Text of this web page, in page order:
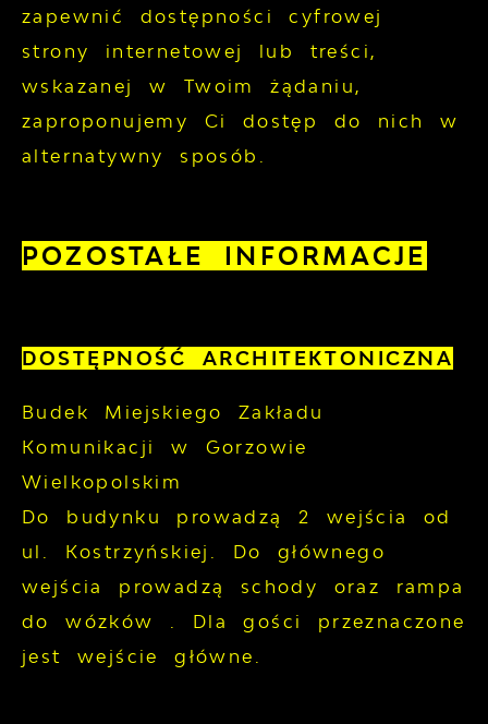
zapewnić dostępności cyfrowej
strony internetowej lub treści,
wskazanej w Twoim żądaniu,
zaproponujemy Ci dostęp do nich w
alternatywny sposób.
POZOSTAŁE INFORMACJE
DOSTĘPNOŚĆ ARCHITEKTONICZNA
Budek Miejskiego Zakładu
Komunikacji w Gorzowie
Wielkopolskim
Do budynku prowadzą 2 wejścia od
ul. Kostrzyńskiej. Do głównego
wejścia prowadzą schody oraz rampa
do wózków . Dla gości przeznaczone
jest wejście główne.